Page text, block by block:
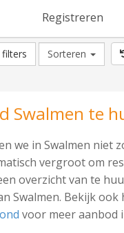
Registreren
Sorteren
Swalmen te
we in Swalmen niet
vergroot om
overzicht van te
Swalmen. Bekijk
voor meer aanbod